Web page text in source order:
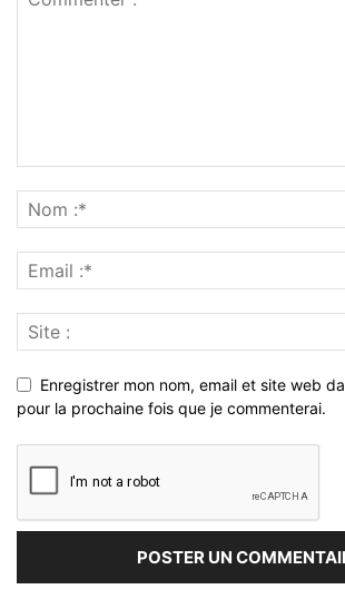
Enregistrer mon nom, email et site web
pour la prochaine fois que je commenterai.